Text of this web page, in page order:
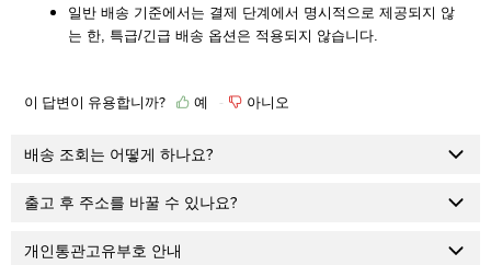
일반 배송 기준에서는 결제 단계에서 명시적으로 제공되지 않
는 한, 특급/긴급 배송 옵션은 적용되지 않습니다.
이 답변이 유용합니까? 예 아니오
배송 조회는 어떻게 하나요?
출고 후 주소를 바꿀 수 있나요?
개인통관고유부호 안내